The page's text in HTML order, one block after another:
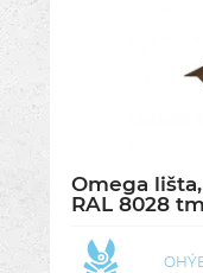
Omega
RAL 8028